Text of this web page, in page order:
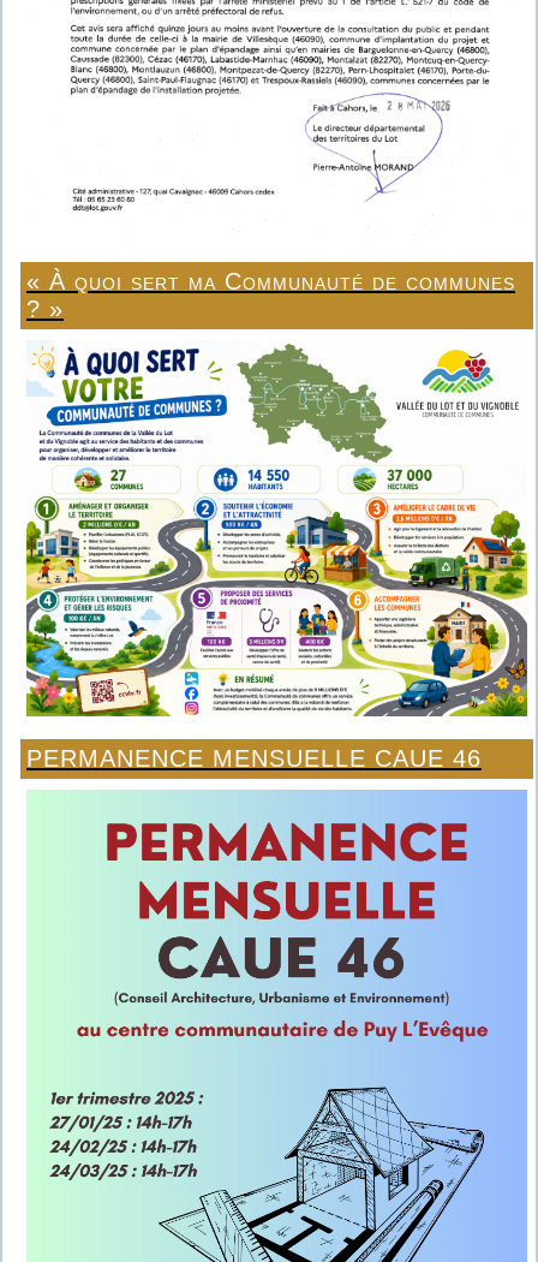
« À quoi sert ma Communauté de communes
? »
PERMANENCE MENSUELLE CAUE 46